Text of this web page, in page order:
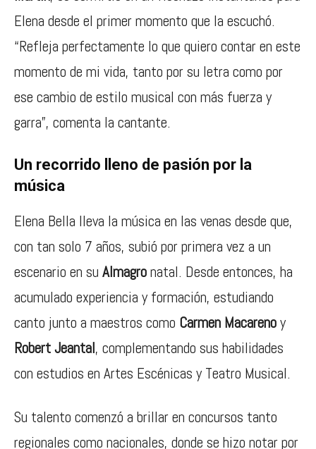
Elena desde el primer momento que la escuchó.
“Refleja perfectamente lo que quiero contar en este
momento de mi vida, tanto por su letra como por
ese cambio de estilo musical con más fuerza y
garra”, comenta la cantante.
Un recorrido lleno de pasión por la
música
Elena Bella lleva la música en las venas desde que,
con tan solo 7 años, subió por primera vez a un
escenario en su Almagronatal. Desde entonces, ha
acumulado experiencia y formación, estudiando
canto junto a maestros como Carmen Macarenoy
Robert Jeantal, complementando sus habilidades
con estudios en Artes Escénicas y Teatro Musical.
Su talento comenzó a brillar en concursos tanto
regionales como nacionales, donde se hizo notar por